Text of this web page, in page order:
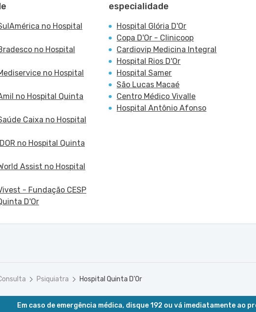
no Hospital
no Hospital
no Hospital
no Hospital Quinta
Caixa no Hospital
no Hospital Quinta
Assist no Hospital
- Fundação CESP
D'Or
especialidade
Hospital Glória D'Or
Copa D'Or - Clinicoop
Cardiovip Medicina Integral
Hospital Rios D'Or
Hospital Samer
São Lucas Macaé
Centro Médico Vivalle
Hospital Antônio Afonso
Psiquiatra Hospital Quinta D'Or
Em caso de emergência médica, disque 192 ou vá imediatamente ao